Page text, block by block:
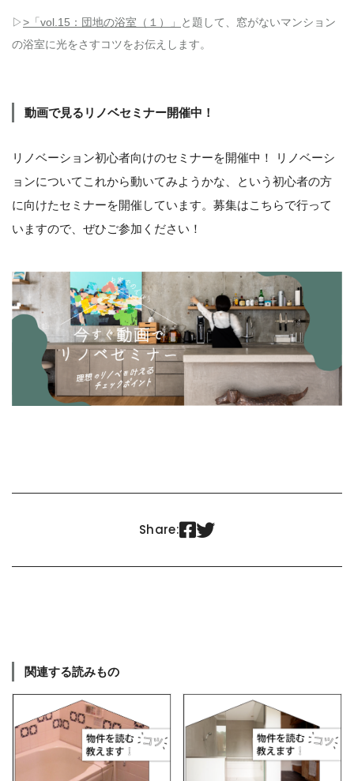
▷>「vol.15：団地の浴室（１）」
と題して、窓がないマンション
の浴室に光をさすコツをお伝えします。
動画で見るリノベセミナー開催中！
リノベーション初心者向けのセミナーを開催中！ リノベーシ
ョンについてこれから動いてみようかな、という初心者の方
に向けたセミナーを開催しています。募集はこちらで行って
いますので、ぜひご参加ください！
Share:  
関連する読みもの